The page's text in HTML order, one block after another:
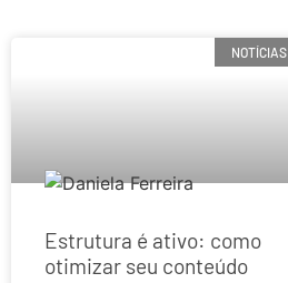
NOTÍCIAS
Estrutura é ativo: como
otimizar seu conteúdo